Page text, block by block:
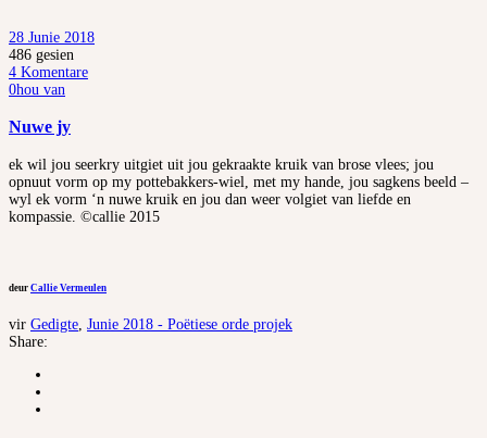
28 Junie 2018
486 gesien
4 Komentare
0hou van
Nuwe jy
ek wil jou seerkry uitgiet uit jou gekraakte kruik van brose vlees; jou
opnuut vorm op my pottebakkers-wiel, met my hande, jou sagkens beeld –
wyl ek vorm ‘n nuwe kruik en jou dan weer volgiet van liefde en
kompassie. ©callie 2015
deur Callie Vermeulen
vir Gedigte, Junie 2018 - Poëtiese orde projek
Share: